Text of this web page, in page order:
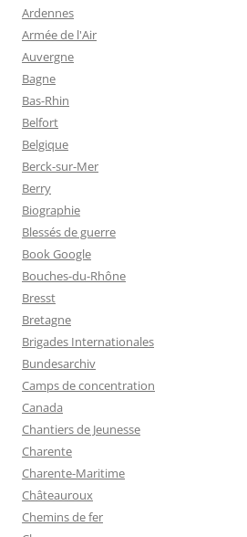
Ardennes
Armée de l'Air
Auvergne
Bagne
Bas-Rhin
Belfort
Belgique
Berck-sur-Mer
Berry
Biographie
Blessés de guerre
Book Google
Bouches-du-Rhône
Bresst
Bretagne
Brigades Internationales
Bundesarchiv
Camps de concentration
Canada
Chantiers de Jeunesse
Charente
Charente-Maritime
Châteauroux
Chemins de fer